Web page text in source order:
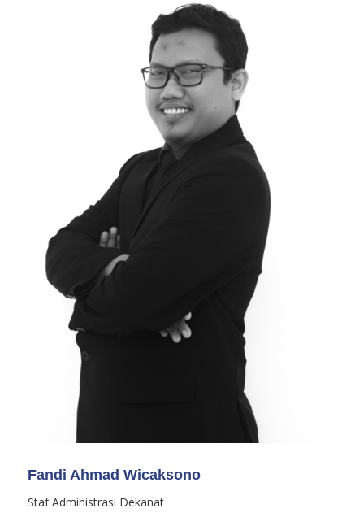
Fandi Ahmad Wicaksono
Staf Administrasi Dekanat